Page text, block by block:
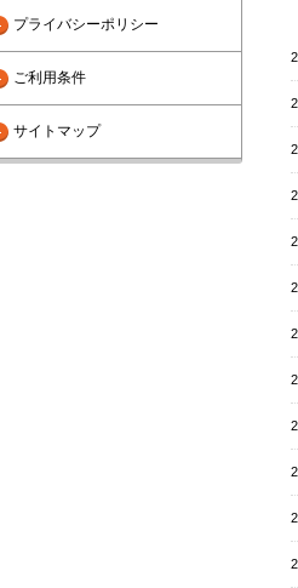
プライバシーポリシー
ご利用条件
サイトマップ